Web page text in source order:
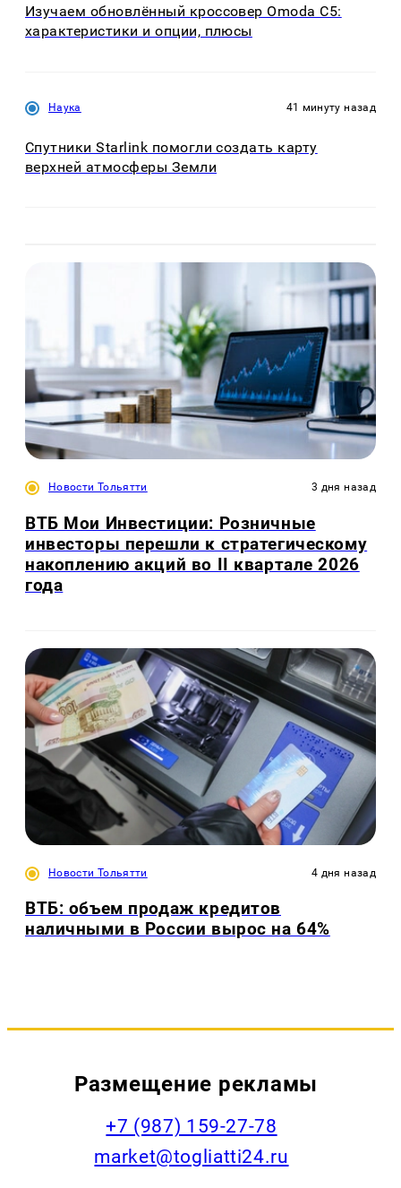
Изучаем обновлённый кроссовер Omoda C5:
характеристики и опции, плюсы
Наука 41 минуту назад
Спутники Starlink помогли создать карту
верхней атмосферы Земли
Новости Тольятти 3 дня назад
ВТБ Мои Инвестиции: Розничные
инвесторы перешли к стратегическому
накоплению акций во II квартале 2026
года
Новости Тольятти 4 дня назад
ВТБ: объем продаж кредитов
наличными в России вырос на 64%
Размещение рекламы
+7 (987) 159-27-78
market@togliatti24.ru